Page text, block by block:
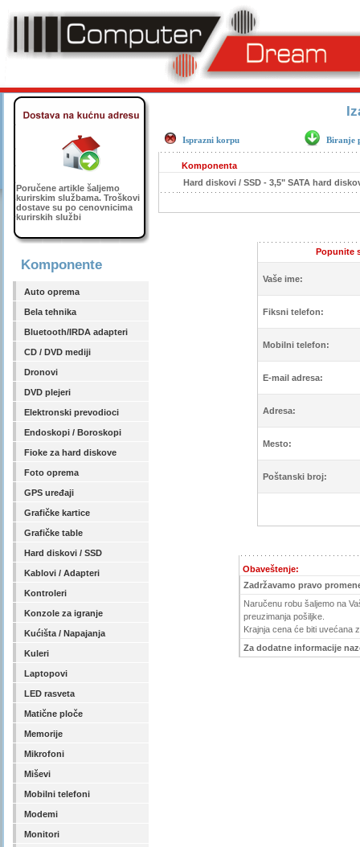
Poručene artikle šaljemo
kurirskim službama. Troškovi
dostave su po cenovnicima
kurirskih službi
Komponente
Auto oprema
Bela tehnika
Bluetooth/IRDA adapteri
CD / DVD mediji
Dronovi
DVD plejeri
Elektronski prevodioci
Endoskopi / Boroskopi
Fioke za hard diskove
Foto oprema
GPS uređaji
Grafičke kartice
Grafičke table
Hard diskovi / SSD
Kablovi / Adapteri
Kontroleri
Konzole za igranje
Kućišta / Napajanja
Kuleri
Laptopovi
LED rasveta
Matične ploče
Memorije
Mikrofoni
Miševi
Mobilni telefoni
Modemi
Monitori
Isprazni korpu Biranje
Komponenta
Hard diskovi / SSD - 3,5" SATA hard
Popunite
Vaše ime:
Fiksni telefon:
Mobilni telefon:
E-mail adresa:
Adresa:
Mesto:
Poštanski broj:
Obaveštenje:
Zadržavamo pravo
Naručenu robu šaljemo na
preuzimanja pošiljke.
Krajnja cena će biti uvećana
Za dodatne informacije